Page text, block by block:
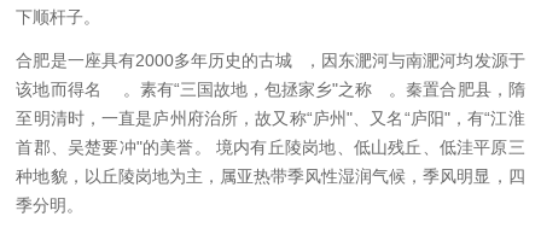
下顺杆子。
合肥是一座具有2000多年历史的古城 ，因东淝河与南淝河均发源于
该地而得名
。素有“三国故地，包拯家乡"之称
。秦置合肥县，隋
至明清时，一直是庐州府治所，故又称“庐州"、又名“庐阳"，有“江淮
首郡、吴楚要冲"的美誉。 境内有丘陵岗地、低山残丘、低洼平原三
种地貌，以丘陵岗地为主，属亚热带季风性湿润气候，季风明显，四
季分明。